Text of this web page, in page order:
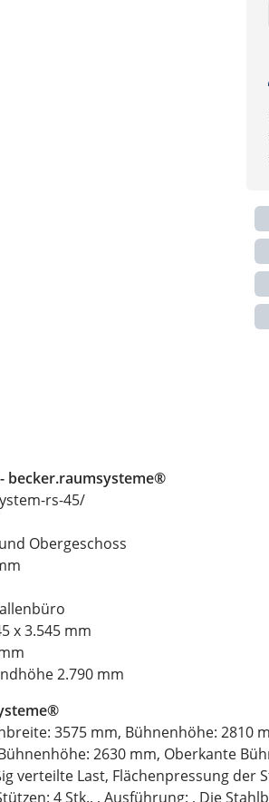
becker.raumsysteme®
rs-45/
Obergeschoss
x 3.545 mm
2.790 mm
3575 mm, Bühnenhöhe: 2810
2630 mm, Oberkante
verteilte Last, Flächenpressung der
4 Stk., , Ausführung: , Die